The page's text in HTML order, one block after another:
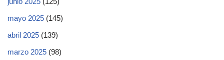
mayo 2025 (145)
abril 2025 (139)
marzo 2025 (98)